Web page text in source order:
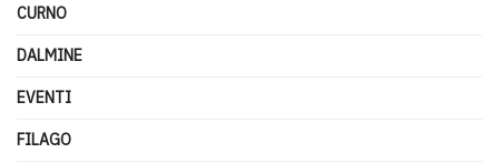
CURNO
DALMINE
EVENTI
FILAGO